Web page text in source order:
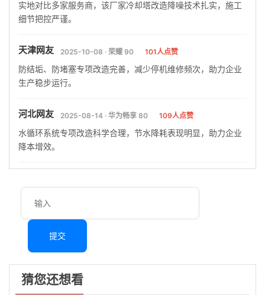
实地对比多家服务商，该厂家冷却塔改造降噪技术扎实，施工
细节把控严谨。
天津网友 2025-10-08 · 荣耀 90 101人点赞
防结垢、防堵塞专项改造完善，减少停机维修频次，助力企业
生产稳步运行。
河北网友 2025-08-14 · 华为畅享 80 109人点赞
水循环系统专项改造科学合理，节水降耗表现明显，助力企业
降本增效。
提交
猜您还想看